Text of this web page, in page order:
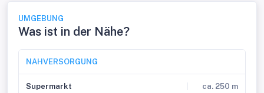
UMGEBUNG
Was ist in der Nähe?
NAHVERSORGUNG
Supermarkt ca. 250 m